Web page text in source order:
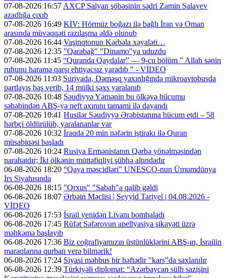
07-08-2026 16:57 AXCP Salyan şöbəsinin sədri Zamin Salayev
azadlığa çıxıb
07-08-2026 16:49 KİV: Hörmüz boğazı ilə bağlı İran və Oman
arasında müvəqqəti razılaşma əldə olunub
07-08-2026 16:44 Vaşinqtonun Kərbəla xəyaləti…
07-08-2026 12:35 "Qarabağ" "Dinamo"ya uduzdu
07-08-2026 11:45 “Quranda Qaydalar” — 9-cu bölüm " Allah sənin
ruhunu harama qarşı ehtiyacsız yaradıb " - VİDEO
07-08-2026 11:03 Suriyada, Dəməşq yaxınlığında mikroavtobusda
partlayış baş verib, 14 mülki şəxs yaralanıb
07-08-2026 10:48 Səudiyyə Yəmənin bu ölkəyə hücumu
səbəbindən ABŞ-yə neft axınını tamami ilə dayandı
07-08-2026 10:41 Husilər Səudiyyə Ərəbistanına hücum etdi – 58
hərbçi öldürülüb, yaralananlar var
07-08-2026 10:32 İraqda 20 min nəfərin iştirakı ilə Quran
müsabiqəsi başladı
07-08-2026 10:24 Rusiya Ermənistanın Qərbə yönəlməsindən
narahatdır; İki ölkənin müttəfiqliyi şübhə altındadır
06-08-2026 18:20 “Qaya məscidləri” UNESCO-nun Ümumdünya
İrs Siyahısında
06-08-2026 18:15 "Orxus" "Sabah"a qalib gəldi
06-08-2026 18:07 Ərbəin Məclisi | Seyyid Tariyel | 04.08.2026 -
VİDEO
06-08-2026 17:53 İsrail yenidən Livanı bombaladı
06-08-2026 17:45 Rüfət Səfərovun apellyasiya şikayəti üzrə
məhkəmə başlayıb
06-08-2026 17:36 Biz coğrafiyamızın üstünlüklərini ABŞ-ın, İsrailin
maraqlarına qurban verə bilmərik!
06-08-2026 17:24 Siyasi məhbus bir həftədir "kars"da saxlanılır
06-08-2026 12:39 Türkiyəli diplomat: “Azərbaycan sülh sazişini